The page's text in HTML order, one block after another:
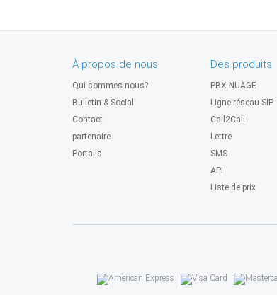
À propos de nous
Qui sommes nous?
Bulletin & Social
Contact
partenaire
Portails
Des produits
PBX NUAGE
Ligne réseau SIP
Call2Call
Lettre
SMS
API
Liste de prix